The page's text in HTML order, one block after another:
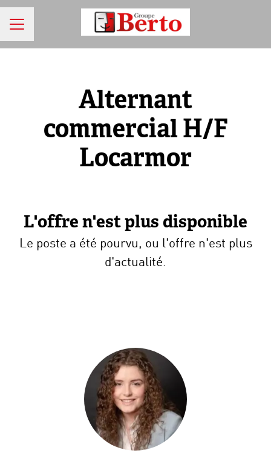
MENU CARRIÈRE
Alternant
commercial H/F
Locarmor
L'offre n'est plus disponible
Le poste a été pourvu, ou l'offre n'est plus
d'actualité.